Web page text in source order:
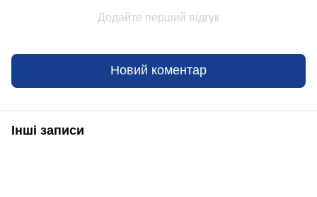
Додайте перший відгук
Новий коментар
Інші записи